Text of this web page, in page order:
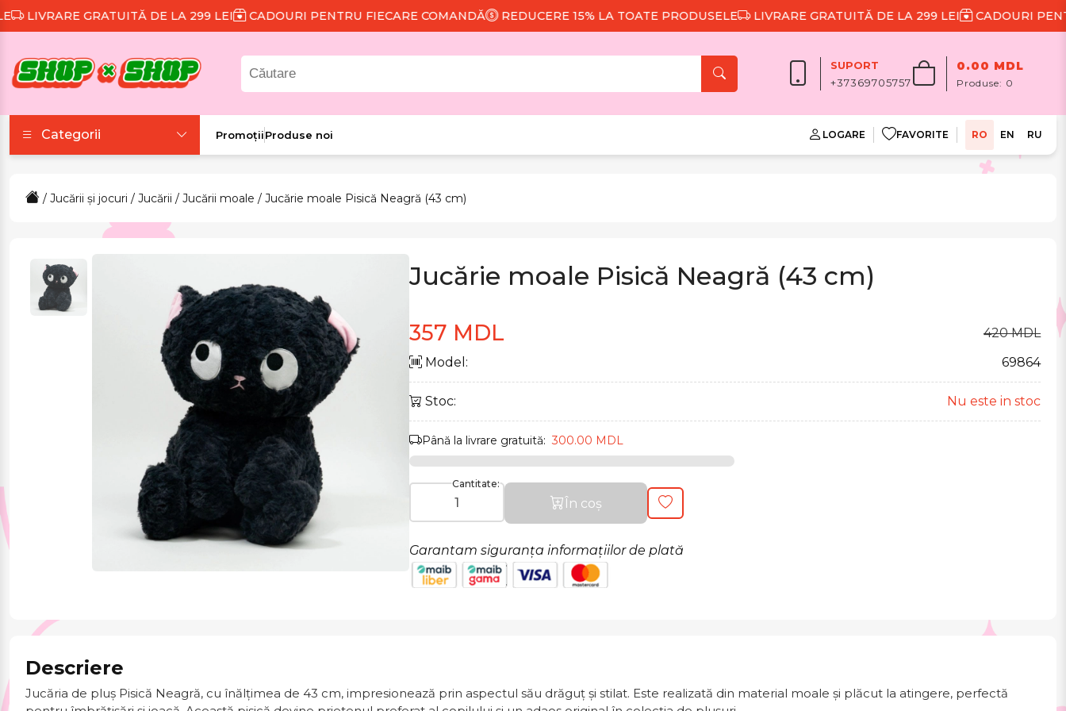
GRATUITĂ DE LA 299 LEI CADOURI PENTRU FIECARE COMANDĂ REDUCERE 15% LA TOATE PRODUSELE LIVRARE GRATUITĂ DE LA 299 LEI CADOURI PENTRU
SUPORT
+37369705757
0.00 MDL
Produse: 0
Categorii
Colecții tematice
Frumusețe și sănătate
Îmbrăcăminte și
PromoțiiProduse noi LOGARE FAVORITE RO EN RU
/ Jucării și jocuri / Jucării / Jucării moale / Jucărie moale Pisică Neagră (43 cm)
Jucărie moale Pisică Neagră (43 cm)
357 MDL
420 MDL
Model:
69864
Stoc: Nu este in stoc
Până la livrare gratuită:300.00 MDL
Cantitate:
În coș
Garantam siguranța informațiilor de plată
Descriere
Jucăria de pluș Pisică Neagră, cu înălțimea de 43 cm, impresionează prin aspectul său drăguț și stilat. Este realizată din material moale și plăcut la atingere, perfectă